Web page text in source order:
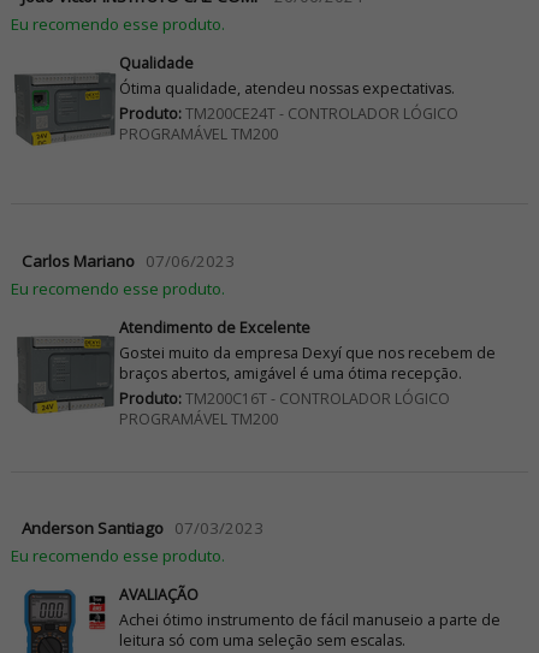
Eu recomendo esse produto.
Qualidade
Ótima qualidade, atendeu nossas expectativas.
Produto:TM200CE24T - CONTROLADOR LÓGICO
PROGRAMÁVEL TM200
Carlos Mariano 07/06/2023
Eu recomendo esse produto.
Atendimento de Excelente
Gostei muito da empresa Dexyí que nos recebem de
braços abertos, amigável é uma ótima recepção.
Produto:TM200C16T - CONTROLADOR LÓGICO
PROGRAMÁVEL TM200
Anderson Santiago 07/03/2023
Eu recomendo esse produto.
AVALIAÇÃO
Achei ótimo instrumento de fácil manuseio a parte de
leitura só com uma seleção sem escalas.